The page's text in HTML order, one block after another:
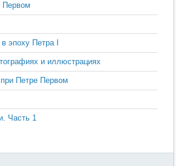
Первом
эпоху Петра I
и иллюстрациях
Петре Первом
Часть 1